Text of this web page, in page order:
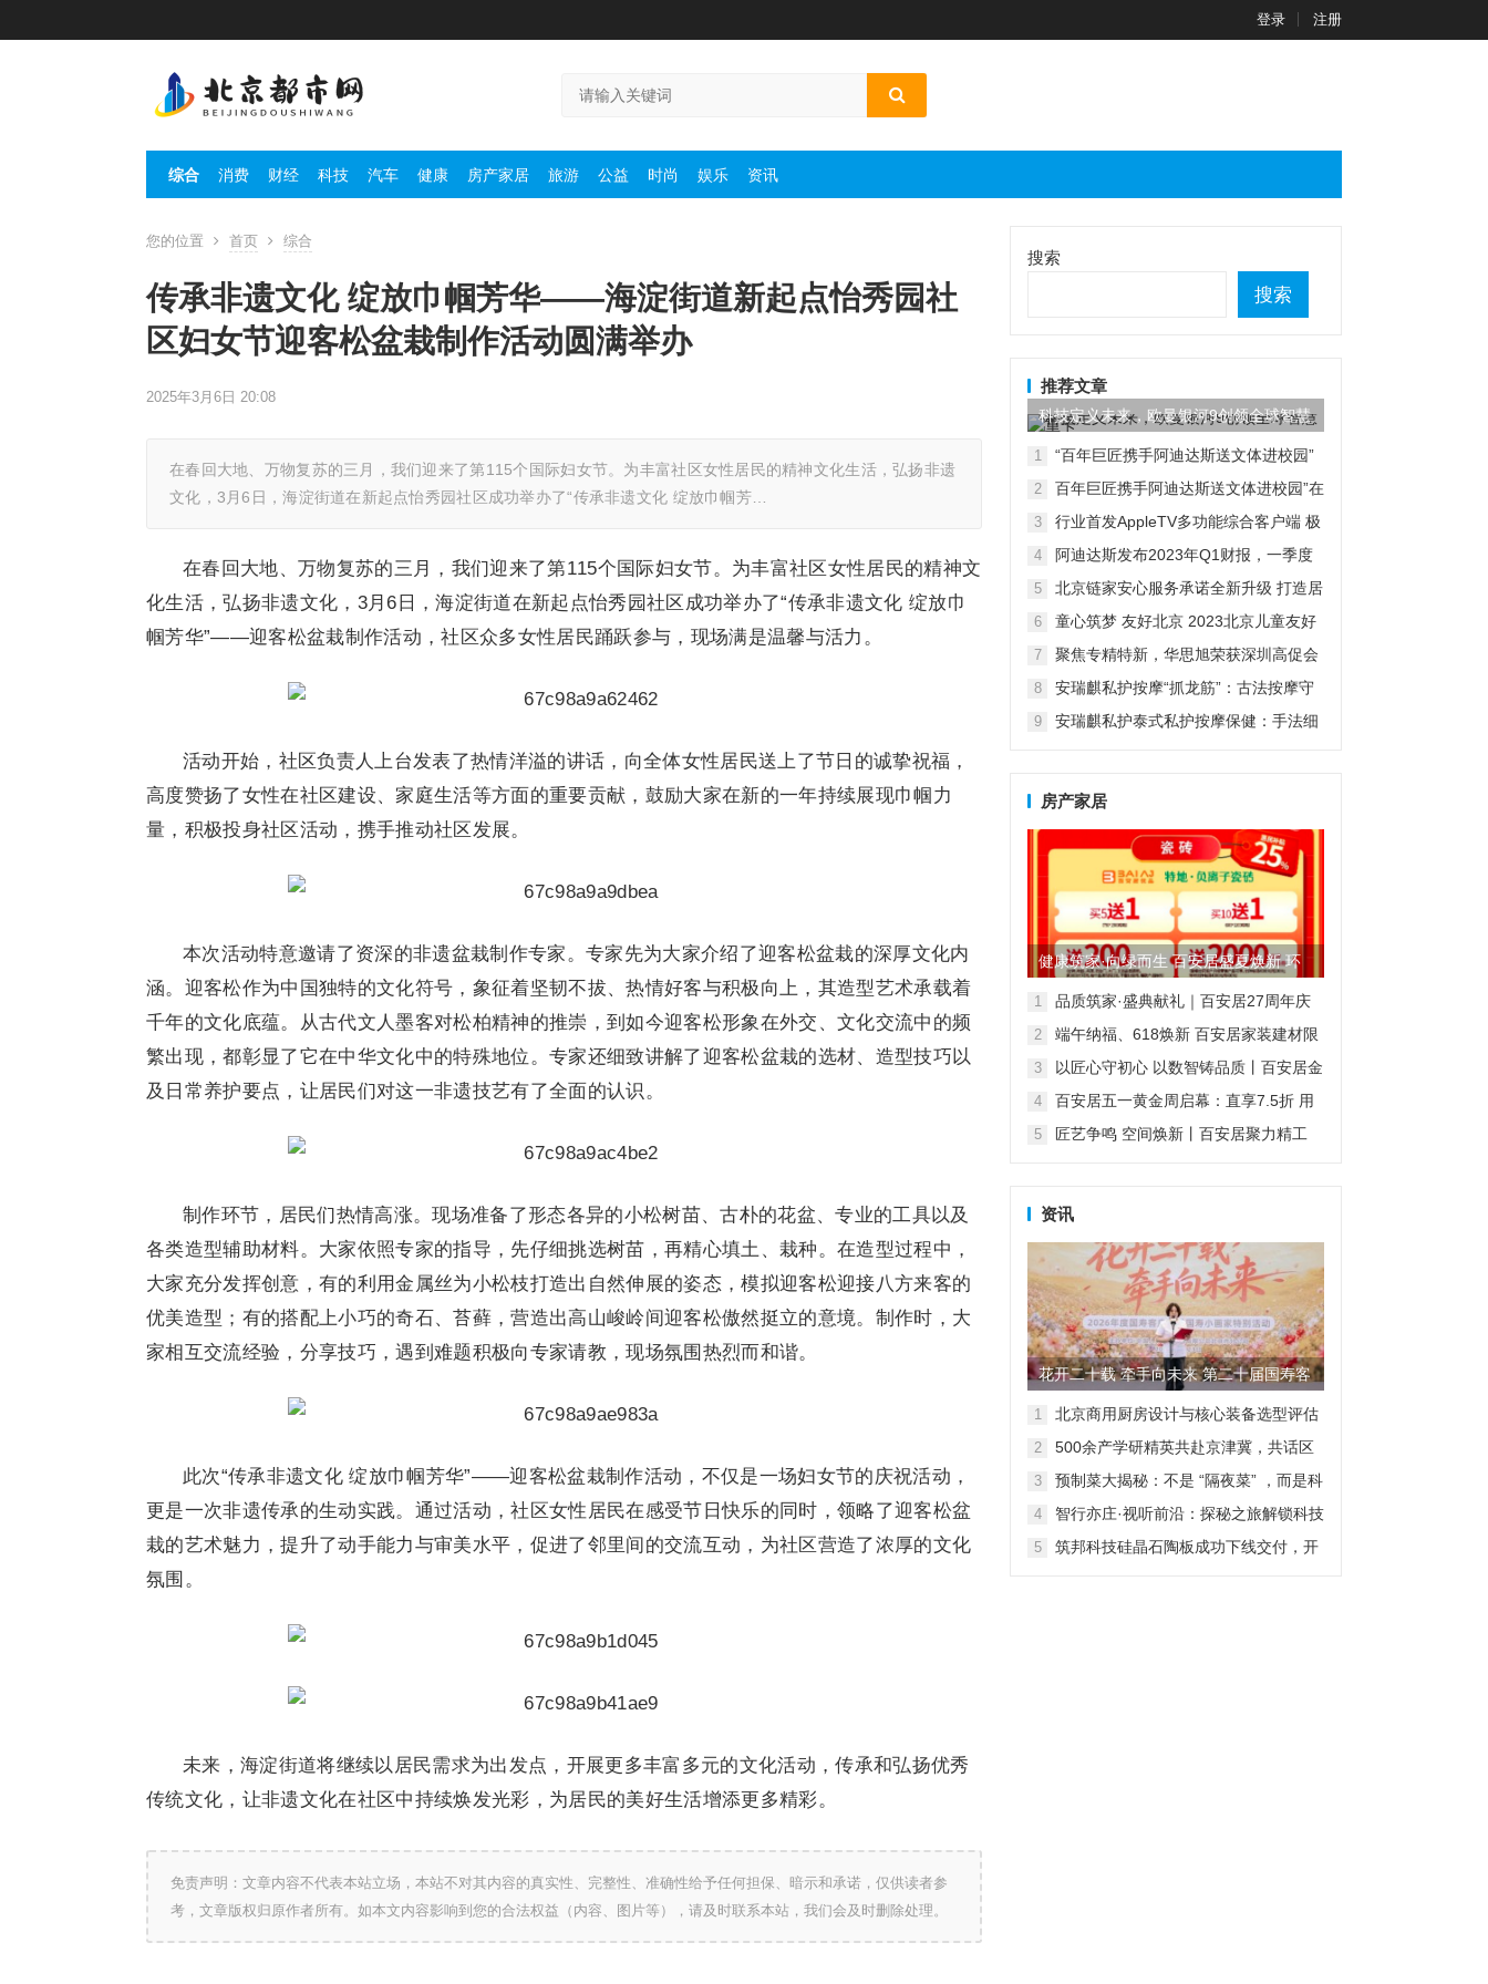
登录 注册
综合 消费 财经 科技 汽车 健康 房产家居 旅游 公益 时尚 娱乐 资讯
您的位置 首页 综合
传承非遗文化 绽放巾帼芳华——海淀街道新起点怡秀园社
区妇女节迎客松盆栽制作活动圆满举办
2025年3月6日 20:08
在春回大地、万物复苏的三月，我们迎来了第115个国际妇女节。为丰富社区女性居民的精神文化生活，弘扬非遗
文化，3月6日，海淀街道在新起点怡秀园社区成功举办了“传承非遗文化 绽放巾帼芳…
在春回大地、万物复苏的三月，我们迎来了第115个国际妇女节。为丰富社区女性居民的精神文
化生活，弘扬非遗文化，3月6日，海淀街道在新起点怡秀园社区成功举办了“传承非遗文化 绽放巾
帼芳华”——迎客松盆栽制作活动，社区众多女性居民踊跃参与，现场满是温馨与活力。
活动开始，社区负责人上台发表了热情洋溢的讲话，向全体女性居民送上了节日的诚挚祝福，
高度赞扬了女性在社区建设、家庭生活等方面的重要贡献，鼓励大家在新的一年持续展现巾帼力
量，积极投身社区活动，携手推动社区发展。
本次活动特意邀请了资深的非遗盆栽制作专家。专家先为大家介绍了迎客松盆栽的深厚文化内
涵。迎客松作为中国独特的文化符号，象征着坚韧不拔、热情好客与积极向上，其造型艺术承载着
千年的文化底蕴。从古代文人墨客对松柏精神的推崇，到如今迎客松形象在外交、文化交流中的频
繁出现，都彰显了它在中华文化中的特殊地位。专家还细致讲解了迎客松盆栽的选材、造型技巧以
及日常养护要点，让居民们对这一非遗技艺有了全面的认识。
制作环节，居民们热情高涨。现场准备了形态各异的小松树苗、古朴的花盆、专业的工具以及
各类造型辅助材料。大家依照专家的指导，先仔细挑选树苗，再精心填土、栽种。在造型过程中，
大家充分发挥创意，有的利用金属丝为小松枝打造出自然伸展的姿态，模拟迎客松迎接八方来客的
优美造型；有的搭配上小巧的奇石、苔藓，营造出高山峻岭间迎客松傲然挺立的意境。制作时，大
家相互交流经验，分享技巧，遇到难题积极向专家请教，现场氛围热烈而和谐。
此次“传承非遗文化 绽放巾帼芳华”——迎客松盆栽制作活动，不仅是一场妇女节的庆祝活动，
更是一次非遗传承的生动实践。通过活动，社区女性居民在感受节日快乐的同时，领略了迎客松盆
栽的艺术魅力，提升了动手能力与审美水平，促进了邻里间的交流互动，为社区营造了浓厚的文化
氛围。
未来，海淀街道将继续以居民需求为出发点，开展更多丰富多元的文化活动，传承和弘扬优秀
传统文化，让非遗文化在社区中持续焕发光彩，为居民的美好生活增添更多精彩。
免责声明：文章内容不代表本站立场，本站不对其内容的真实性、完整性、准确性给予任何担保、暗示和承诺，仅供读者参
考，文章版权归原作者所有。如本文内容影响到您的合法权益（内容、图片等），请及时联系本站，我们会及时删除处理。
搜索
搜索
推荐文章
科技定义未来，欧曼银河9创领全球智慧
重卡
1
“百年巨匠携手阿迪达斯送文体进校园”
2
百年巨匠携手阿迪达斯送文体进校园”在
3
行业首发AppleTV多功能综合客户端 极
4
阿迪达斯发布2023年Q1财报，一季度
5
北京链家安心服务承诺全新升级 打造居
6
童心筑梦 友好北京 2023北京儿童友好
7
聚焦专精特新，华思旭荣获深圳高促会
8
安瑞麒私护按摩“抓龙筋”：古法按摩守
9
安瑞麒私护泰式私护按摩保健：手法细
房产家居
健康筑家·向绿而生 百安居盛夏焕新 环
保护航品质家装
1
品质筑家·盛典献礼｜百安居27周年庆
2
端午纳福、618焕新 百安居家装建材限
3
以匠心守初心 以数智铸品质丨百安居金
4
百安居五一黄金周启幕：直享7.5折 用
5
匠艺争鸣 空间焕新丨百安居聚力精工
资讯
花开二十载 牵手向未来 第二十届国寿客
户节（北京地区）特别活...
1
北京商用厨房设计与核心装备选型评估
2
500余产学研精英共赴京津冀，共话区
3
预制菜大揭秘：不是 “隔夜菜” ，而是科
4
智行亦庄·视听前沿：探秘之旅解锁科技
5
筑邦科技硅晶石陶板成功下线交付，开